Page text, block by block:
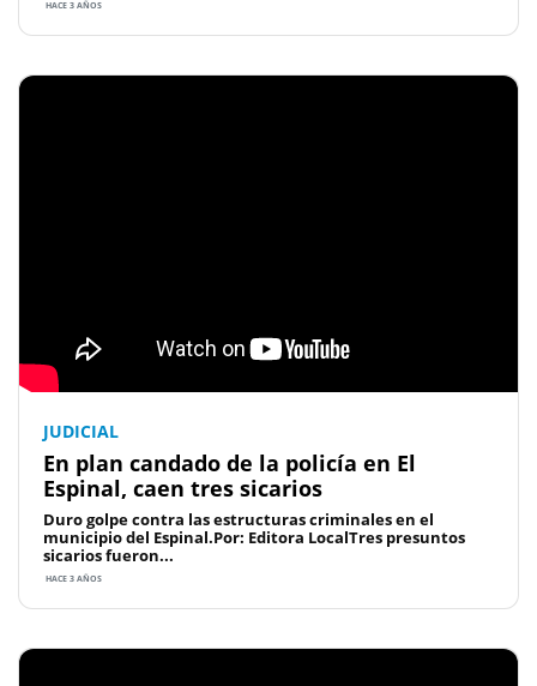
HACE 3 AÑOS
JUDICIAL
En plan candado de la policía en El
Espinal, caen tres sicarios
Duro golpe contra las estructuras criminales en el
municipio del Espinal.Por: Editora LocalTres presuntos
sicarios fueron...
HACE 3 AÑOS